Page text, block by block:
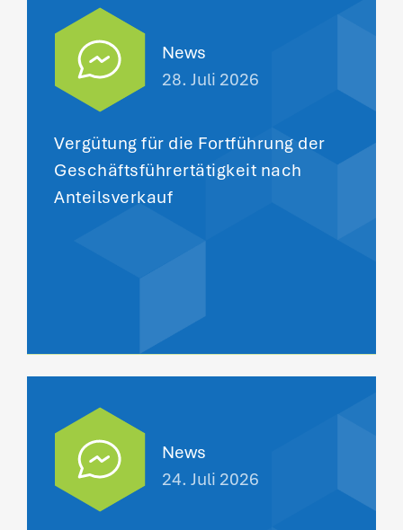
News
28. Juli 2026
Vergütung für die Fortführung der
Geschäftsführertätigkeit nach
Anteilsverkauf
News
24. Juli 2026